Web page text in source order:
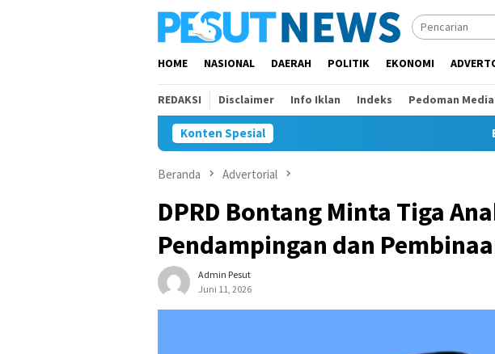
HOME NASIONAL DAERAH POLITIK EKONOMI
REDAKSI Disclaimer Info Iklan Indeks Pedoman
Konten Spesial Banteng
Beranda Advertorial
DPRD Bontang Minta Tiga
Pendampingan dan
Admin Pesut
Juni 11, 2026